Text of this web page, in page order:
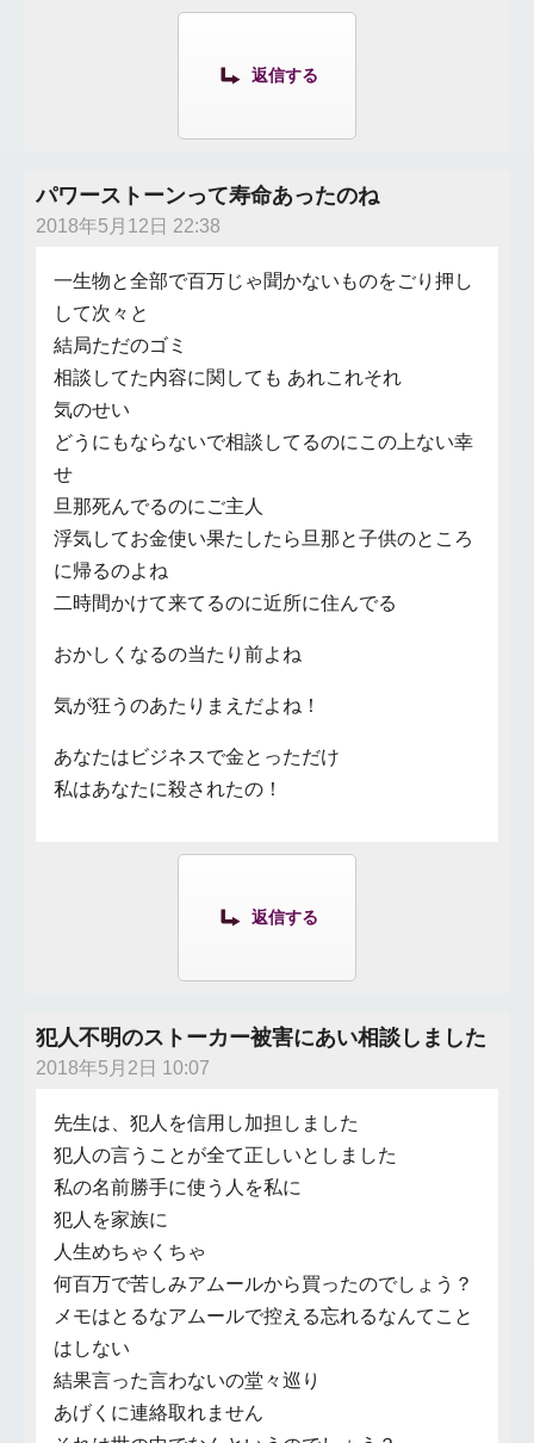
返信する
パワーストーンって寿命あったのね
2018年5月12日 22:38
一生物と全部で百万じゃ聞かないものをごり押し
して次々と
結局ただのゴミ
相談してた内容に関しても あれこれそれ
気のせい
どうにもならないで相談してるのにこの上ない幸
せ
旦那死んでるのにご主人
浮気してお金使い果たしたら旦那と子供のところ
に帰るのよね
二時間かけて来てるのに近所に住んでる
おかしくなるの当たり前よね
気が狂うのあたりまえだよね！
あなたはビジネスで金とっただけ
私はあなたに殺されたの！
返信する
犯人不明のストーカー被害にあい相談しました
2018年5月2日 10:07
先生は、犯人を信用し加担しました
犯人の言うことが全て正しいとしました
私の名前勝手に使う人を私に
犯人を家族に
人生めちゃくちゃ
何百万で苦しみアムールから買ったのでしょう？
メモはとるなアムールで控える忘れるなんてこと
はしない
結果言った言わないの堂々巡り
あげくに連絡取れません